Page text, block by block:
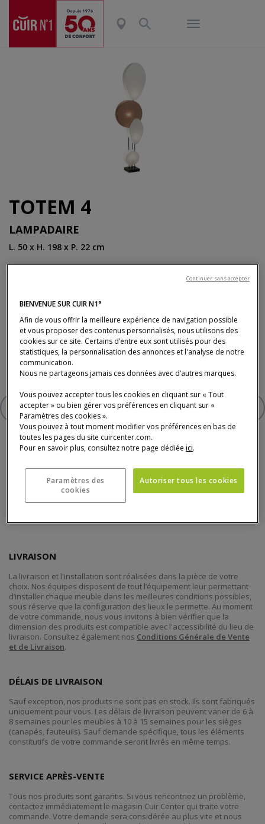
TOTEM 4
LAMPADAIRE
L. 50 x H. 198 x P. 22 cm
Pied en acier laqué noir et base médium laqué
890 €
* Prix TTC conseillé, hors livraison (tarifs en magasin).
Photo : studio des plantes - photo non contractuelle.
AJOUTER À VOTRE SÉLECTION
LAMPADAIRE
Paiement, livraison, délais et service après-
vente
LIVRAISON
La livraison et l'installation sont réalisées dans la pièce de votre
choix. Nos équipes disposent de tout l’équipement leur permettant
d’installer chaque meuble dans les meilleures conditions possibles,
sous réserve que la configuration des lieux le permette. Au moment
de votre commande, nous vous invitons à bien vérifier que la
dimension des produits est compatible avec l'accessibilité du lieu de
livraison. Consultez également nos Conditions Générale de Vente
et de Livraison.
DÉLAIS DE LIVRAISON
Sauf exception, nos produits ne sont pas en stock. Ils sont fabriqués
uniquement pour vous. Les délais de livraison peuvent varier de 6 à
8 semaines pour les meubles à 10 à 15 semaines pour les sièges
(canapés, fauteuils). Sauf demande spécifique, tous les éléments
constitutifs de votre commande seront livrés en même temps.
SERVICE APRÈS-VENTE
Tous nos produits sont garantis. Si vous rencontriez un problème,
contactez immédiatement le magasin Cuir Center qui traite votre
commande. Votre demande sera considérée au plus vite et nous
BIENVENUE SUR CUIR N1°
Afin de vous offrir la meilleure expérience de navigation possible
et vous proposer des contenus personnalisés, nous utilisons des
cookies sur ce site. Certains d’entre eux sont utilisés pour des
statistiques, la personnalisation des annonces et l'analyse de notre
communication.
Nous ne partageons jamais ces données avec d’autres marques.
Vous pouvez accepter tous les cookies en cliquant sur « Tout
accepter » ou bien gérer vos préférences en cliquant sur «
Paramètres des cookies ».
Vous pouvez à tout moment modifier vos préférences en bas de
toutes les pages du site cuircenter.com.
Pour en savoir plus, consultez notre page dédiéeici.
Paramètres des
cookies
Autoriser tous les cookies
Continuer sans accepter